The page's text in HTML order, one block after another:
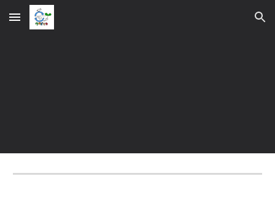
Skip to main content Skip to navigation